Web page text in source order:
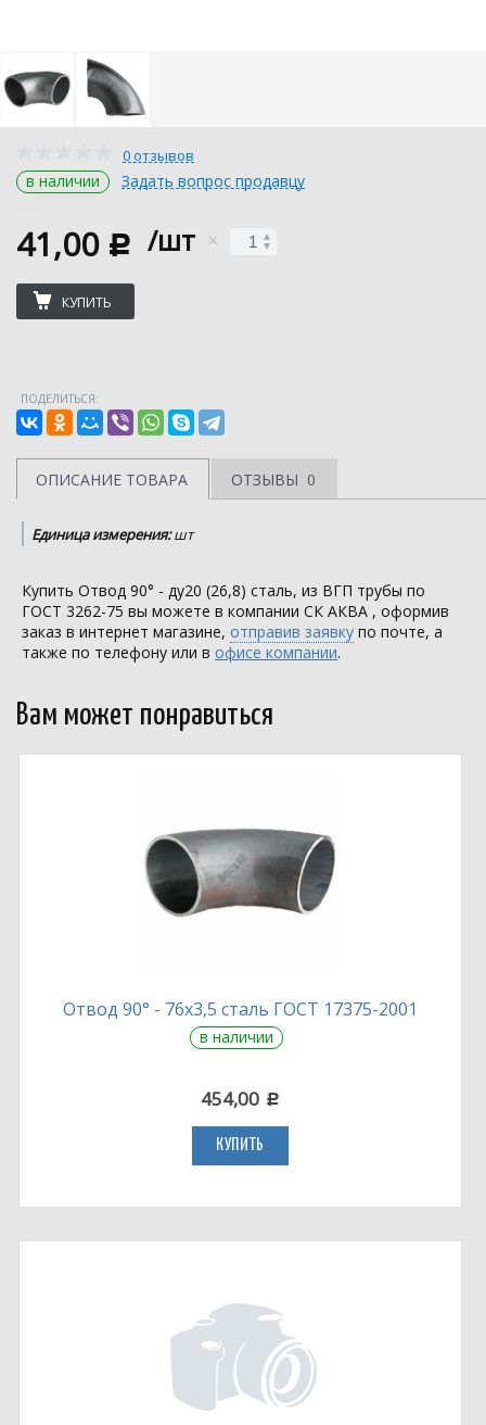
0 отзывов
в наличии Задать вопрос продавцу
41,00 c /шт
КУПИТЬ
ПОДЕЛИТЬСЯ:
ОПИСАНИЕ ТОВАРА ОТЗЫВЫ 0
Единица измерения:шт
Купить Отвод 90° - ду20 (26,8) сталь, из ВГП трубы по
ГОСТ 3262-75 вы можете в компании СК АКВА , оформив
заказ в интернет магазине, отправив заявку по почте, а
также по телефону или в офисе компании.
Вам может понравиться
Отвод 90° - 76х3,5 сталь ГОСТ 17375-2001
в наличии
454,00 c
КУПИТЬ